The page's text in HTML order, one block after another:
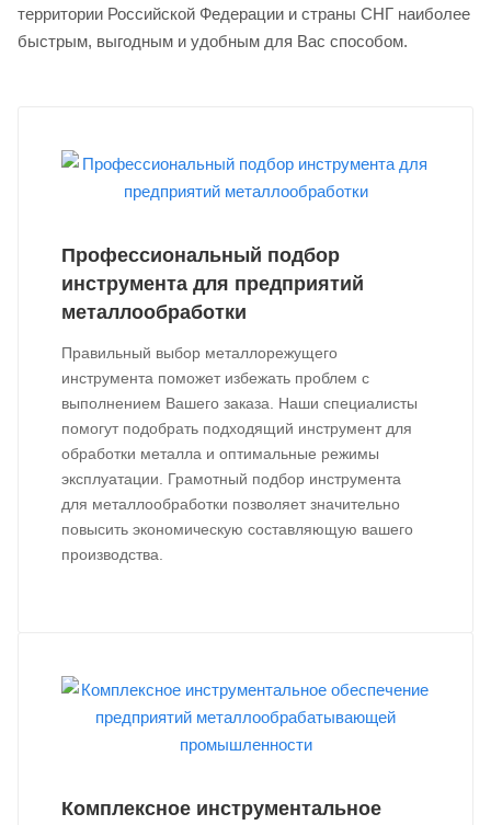
территории Российской Федерации и страны СНГ наиболее
быстрым, выгодным и удобным для Вас способом.
Профессиональный подбор
инструмента для предприятий
металлообработки
Правильный выбор металлорежущего
инструмента поможет избежать проблем с
выполнением Вашего заказа. Наши специалисты
помогут подобрать подходящий инструмент для
обработки металла и оптимальные режимы
эксплуатации. Грамотный подбор инструмента
для металлообработки позволяет значительно
повысить экономическую составляющую вашего
производства.
Комплексное инструментальное